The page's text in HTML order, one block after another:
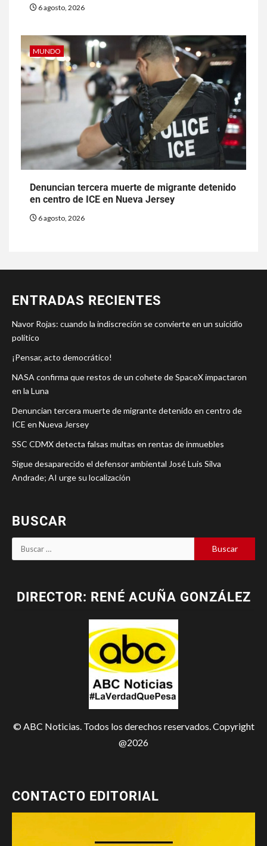
6 agosto, 2026
MUNDO
Denuncian tercera muerte de migrante detenido
en centro de ICE en Nueva Jersey
6 agosto, 2026
ENTRADAS RECIENTES
Navor Rojas: cuando la indiscreción se convierte en un suicidio
político
¡Pensar, acto democrático!
NASA confirma que restos de un cohete de SpaceX impactaron
en la Luna
Denuncian tercera muerte de migrante detenido en centro de
ICE en Nueva Jersey
SSC CDMX detecta falsas multas en rentas de inmuebles
Sigue desaparecido el defensor ambiental José Luis Silva
Andrade; AI urge su localización
BUSCAR
DIRECTOR: RENÉ ACUÑA GONZÁLEZ
© ABC Noticias. Todos los derechos reservados. Copyright
@2026
CONTACTO EDITORIAL